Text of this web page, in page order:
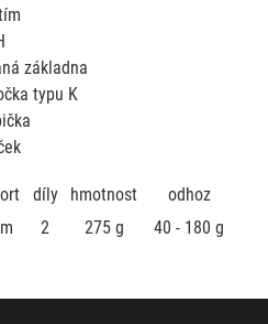
základna
typu K
díly hmotnost
odhoz
2 275 g 40 - 180 g